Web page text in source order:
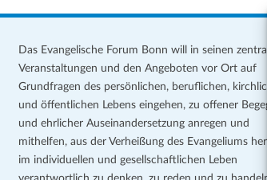
Das Evangelische Forum Bonn will in seinen
Veranstaltungen und den Angeboten vor Ort auf
Grundfragen des persönlichen, beruflichen,
und öffentlichen Lebens eingehen, zu offener
und ehrlicher Auseinandersetzung anregen und
mithelfen, aus der Verheißung des Evangeliums
im individuellen und gesellschaftlichen Leben